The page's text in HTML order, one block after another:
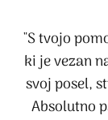
"S tvojo
ki je vezan
svoj posel,
Absolutno